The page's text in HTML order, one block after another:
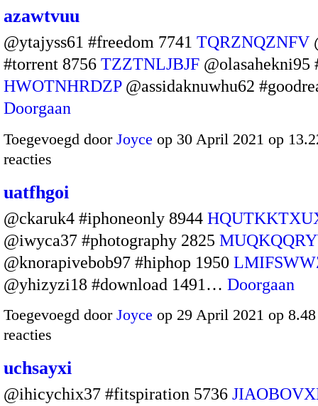
azawtvuu
@ytajyss61 #freedom 7741 TQRZNQZNFV
#torrent 8756 TZZTNLJBJF @olasahekni95
HWOTNHRDZP@assidaknuwhu62
Doorgaan
Toegevoegd door Joyce op 30 April 2021 op
reacties
uatfhgoi
@ckaruk4 #iphoneonly 8944
@iwyca37 #photography 2825
@knorapivebob97 #hiphop 1950
@yhizyzi18 #download 1491… Doorgaan
Toegevoegd door Joyce op 29 April 2021 op
reacties
uchsayxi
@ihicychix37 #fitspiration 5736